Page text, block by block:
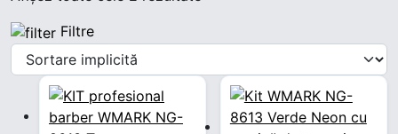
Filtre